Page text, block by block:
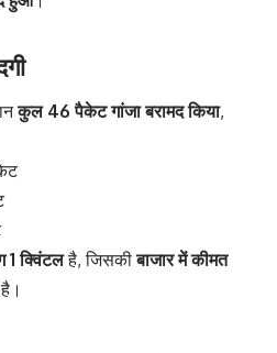
कुल 46 पैकेट गांजा बरामद किया,
क्विंटलहै, जिसकीबाजार में कीमत